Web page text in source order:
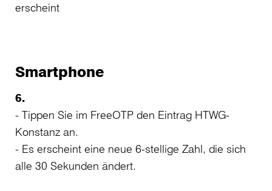
erscheint
Smartphone
6.
- Tippen Sie im FreeOTP den Eintrag HTWG-
Konstanz an.
- Es erscheint eine neue 6-stellige Zahl, die sich
alle 30 Sekunden ändert.